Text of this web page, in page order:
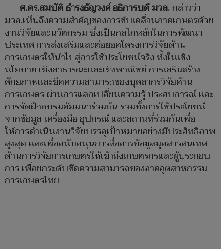
ศ.ดร.สมบัติ ธำรงธัญวงศ์ อธิการบดี มวล.กล่าวว่า
มวล.เห็นถึงความสำคัญของการขับเคลื่อนภาคเกษตรด้วย
งานวิจัยและนวัตกรรม ซึ่งเป็นกลไกหลักในการพัฒนา
ประเทศ การส่งเสริมและต่อยอดโครงการวิจัยด้าน
การเกษตรให้นำไปสู่การใช้ประโยชน์จริง ทั้งในเชิง
นโยบาย เชิงสาธารณะและเชิงพาณิชย์ การเสริมสร้าง
ศักยภาพและขีดความสามารถของบุคลากรวิจัยด้าน
การเกษตร ผ่านการแลกเปลี่ยนความรู้ ประสบการณ์ และ
การจัดฝึกอบรมสัมมนาร่วมกัน รวมทั้งการใช้ประโยชน์
จากข้อมูล เครื่องมือ อุปกรณ์ และสถานที่ร่วมกันเพื่อ
ให้การดำเนินงานวิจัยบรรลุเป้าหมายอย่างมีประสิทธิภาพ
สูงสุด และเพื่อสนับสนุนการสื่อสารข้อมูลมูลสารสนเทศ
ด้านการวิจัยการเกษตรให้เข้าถึงเกษตรกรและผู้ประกอบ
การ เพื่อยกระดับขีดความสามารถของภาคอุตสาหกรรม
การเกษตรไทย